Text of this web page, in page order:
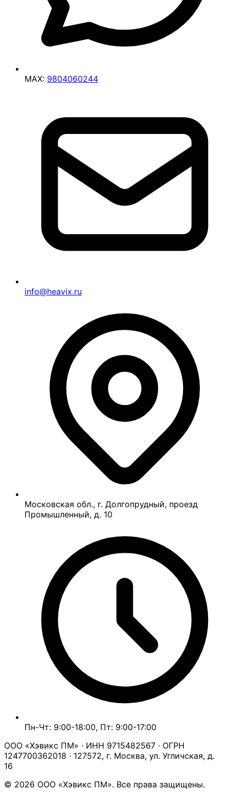
MAX: 9804060244
info@heavix.ru
Московская обл., г. Долгопрудный, проезд
Промышленный, д. 10
Пн-Чт: 9:00-18:00, Пт: 9:00-17:00
ООО «Хэвикс ПМ» · ИНН 9715482567 · ОГРН
1247700362018 · 127572, г. Москва, ул. Угличская, д.
16
© 2026 ООО «Хэвикс ПМ». Все права защищены.